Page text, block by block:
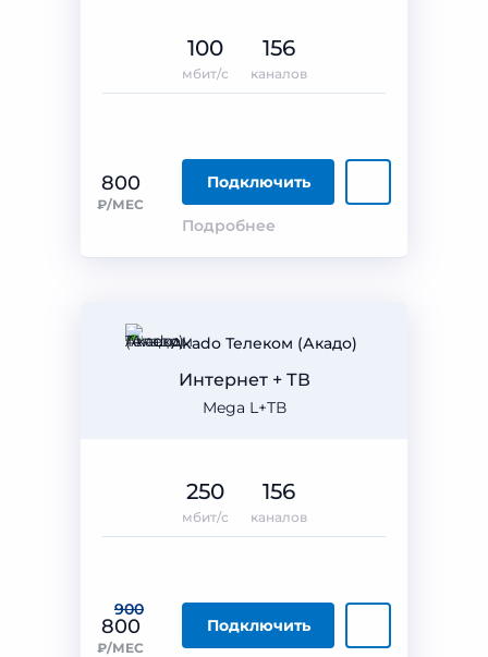
800
₽/МЕС
Подключить
Подробнее
100
мбит/с
156
каналов
Akado Телеком (Акадо)
Mega L+ТВ
Интернет + ТВ
900
800
₽/МЕС
Подключить
250
мбит/с
156
каналов